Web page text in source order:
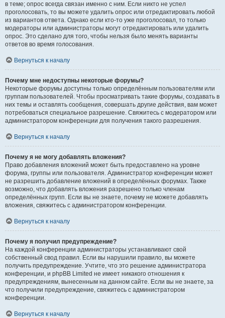
в теме; опрос всегда связан именно с ним. Если никто не успел
проголосовать, то вы можете удалить опрос или отредактировать любой
из вариантов ответа. Однако если кто-то уже проголосовал, то только
модераторы или администраторы могут отредактировать или удалить
опрос. Это сделано для того, чтобы нельзя было менять варианты
ответов во время голосования.
Вернуться к началу
Почему мне недоступны некоторые форумы?
Некоторые форумы доступны только определённым пользователям или
группам пользователей. Чтобы просматривать такие форумы, создавать в
них темы и оставлять сообщения, совершать другие действия, вам может
потребоваться специальное разрешение. Свяжитесь с модератором или
администратором конференции для получения такого разрешения.
Вернуться к началу
Почему я не могу добавлять вложения?
Право добавления вложений может быть предоставлено на уровне
форума, группы или пользователя. Администратор конференции может
не разрешить добавление вложений в определённых форумах. Также
возможно, что добавлять вложения разрешено только членам
определённых групп. Если вы не знаете, почему не можете добавлять
вложения, свяжитесь с администратором конференции.
Вернуться к началу
Почему я получил предупреждение?
На каждой конференции администраторы устанавливают свой
собственный свод правил. Если вы нарушили правило, вы можете
получить предупреждение. Учтите, что это решение администратора
конференции, и phpBB Limited не имеет никакого отношения к
предупреждениям, вынесенным на данном сайте. Если вы не знаете, за
что получили предупреждение, свяжитесь с администратором
конференции.
Вернуться к началу